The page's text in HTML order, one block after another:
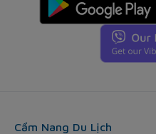
Cẩm Nang Du Lịch